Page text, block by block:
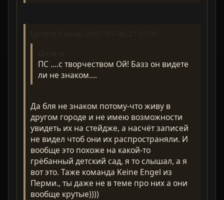
ПС ....с творчеством Ой! Базз он видете
ли не знаком....
Да бля не знаком потому-что живу в
другом городе и не имею возможности
увидеть их на стейдже, а насчёт записей
не видел чтоб они их распространяли. И
вообще это похоже на какой-то
грёбанный детский сад, я то слышал, а я
вот это. Таже команда Keine Engel из
Перми., ты даже не в теме про них а они
вообще крутые))))